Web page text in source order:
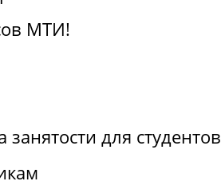
МТИ!
для студентов